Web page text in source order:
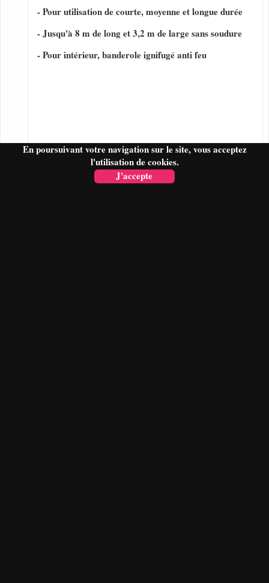
En poursuivant votre navigation sur le site, vous acceptez
l'utilisation de cookies.
J'accepte
- Pour utilisation de courte, moyenne et longue durée
- Jusqu'à 8 m de long et 3,2 m de large sans soudure
- Pour intérieur, banderole ignifugé anti feu